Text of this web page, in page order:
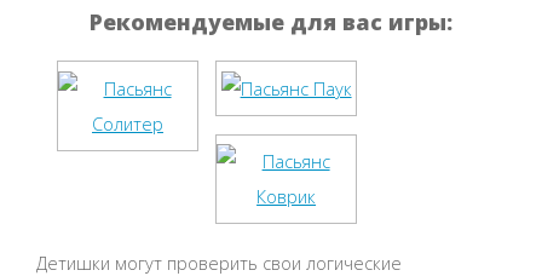
Рекомендуемые для вас игры:
Детишки могут проверить свои логические